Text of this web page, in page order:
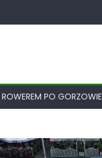
ROWEREM PO GORZOWIE